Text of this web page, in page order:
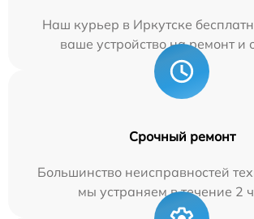
Наш курьер в Иркутске
ваше устройство на ремонт и
Срочный ремонт
Большинство неисправностей
мы устраняем в течение 2